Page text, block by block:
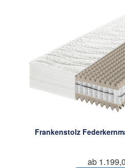
Frankenstolz
ab